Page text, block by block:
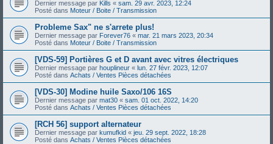
Dernier message par Kills « sam. 29 avr. 2023, 12:24
Posté dans Moteur / Boite / Transmission
Probleme Sax" ne s'arrete plus!
Dernier message par Forever76 « mar. 21 mars 2023, 20:34
Posté dans Moteur / Boite / Transmission
[VDS-59] Portières G et D avant avec vitres électriques
Dernier message par houplineur « lun. 27 févr. 2023, 12:07
Posté dans Achats / Ventes Pièces détachées
[VDS-30] Modine huile Saxo/106 16S
Dernier message par mat30 « sam. 01 oct. 2022, 14:20
Posté dans Achats / Ventes Pièces détachées
[RCH 56] support alternateur
Dernier message par kumufkid « jeu. 29 sept. 2022, 18:28
Posté dans Achats / Ventes Pièces détachées